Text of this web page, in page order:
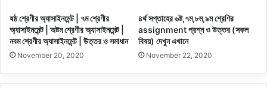
ষষ্ঠ শ্রেণীর অ্যাসাইনমেন্ট | ৭ম শ্রেণীর
অ্যাসাইনমেন্ট | অষ্টম শ্রেণীর অ্যাসাইনমেন্ট |
নবম শ্রেণীর অ্যাসাইনমেন্ট | উত্তর ও সমাধান
November 20, 2020
৪র্থ সপ্তাহের ৬ষ্ট,৭ম,৮ম,৯ম শ্রেণির
assignment প্রশ্ন ও উত্তর (সকল
বিষয়) দেখুন এখানে
November 22, 2020